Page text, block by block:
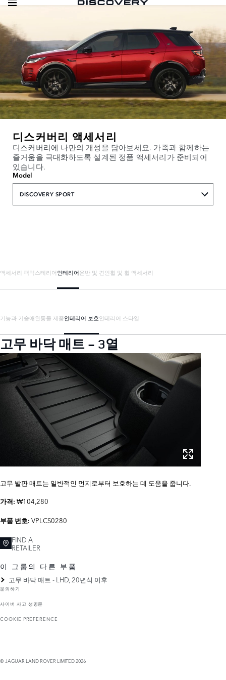
디스커버리 액세서리
디스커버리에 나만의 개성을 담아보세요. 가족과 함께하는
즐거움을 극대화하도록 설계된 정품 액세서리가 준비되어
있습니다.
Model
DISCOVERY SPORT
액세서리 팩익스테리어인테리어운반 및 견인휠 및 휠 액세서리
기능과 기술애완동물 제품인테리어 보호인테리어 스타일
고무 바닥 매트 - 3열
고무 발판 매트는 일반적인 먼지로부터 보호하는 데 도움을 줍니다.
가격: ₩104,280
부품 번호: VPLCS0280
FIND A
RETAILER
이 그룹의 다른 부품
고무 바닥 매트 - LHD, 20년식 이후
문의하기
사이버 사고 성명문
COOKIE PREFERENCE
© JAGUAR LAND ROVER LIMITED 2026